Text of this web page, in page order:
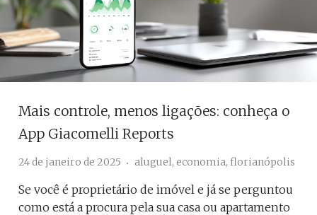
Mais controle, menos ligações: conheça o
App Giacomelli Reports
24 de janeiro de 2025 aluguel, economia, florianópolis
Se você é proprietário de imóvel e já se perguntou
como está a procura pela sua casa ou apartamento